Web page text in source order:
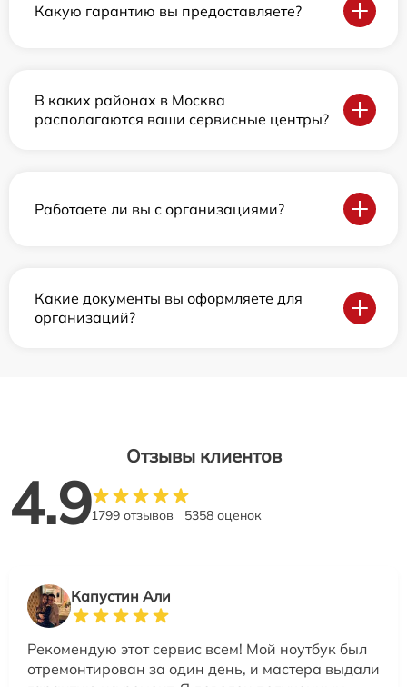
Какую гарантию вы предоставляете?
В каких районах в Москва
располагаются ваши сервисные центры?
Работаете ли вы с организациями?
Какие документы вы оформляете для
организаций?
Отзывы клиентов
4.91799 отзывов 5358 оценок
Капустин Али
Рекомендую этот сервис всем! Мой ноутбук был
отремонтирован за один день, и мастера выдали